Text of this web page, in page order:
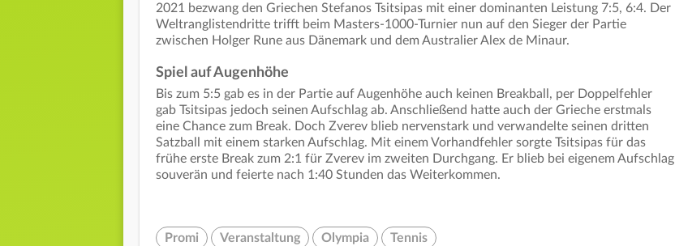
2021 bezwang den Griechen Stefanos Tsitsipas mit einer dominanten Leistung 7:5, 6:4. Der
Weltranglistendritte trifft beim Masters-1000-Turnier nun auf den Sieger der Partie
zwischen Holger Rune aus Dänemark und dem Australier Alex de Minaur.
Spiel auf Augenhöhe
Bis zum 5:5 gab es in der Partie auf Augenhöhe auch keinen Breakball, per Doppelfehler
gab Tsitsipas jedoch seinen Aufschlag ab. Anschließend hatte auch der Grieche erstmals
eine Chance zum Break. Doch Zverev blieb nervenstark und verwandelte seinen dritten
Satzball mit einem starken Aufschlag. Mit einem Vorhandfehler sorgte Tsitsipas für das
frühe erste Break zum 2:1 für Zverev im zweiten Durchgang. Er blieb bei eigenem Aufschlag
souverän und feierte nach 1:40 Stunden das Weiterkommen.
Promi Veranstaltung Olympia Tennis